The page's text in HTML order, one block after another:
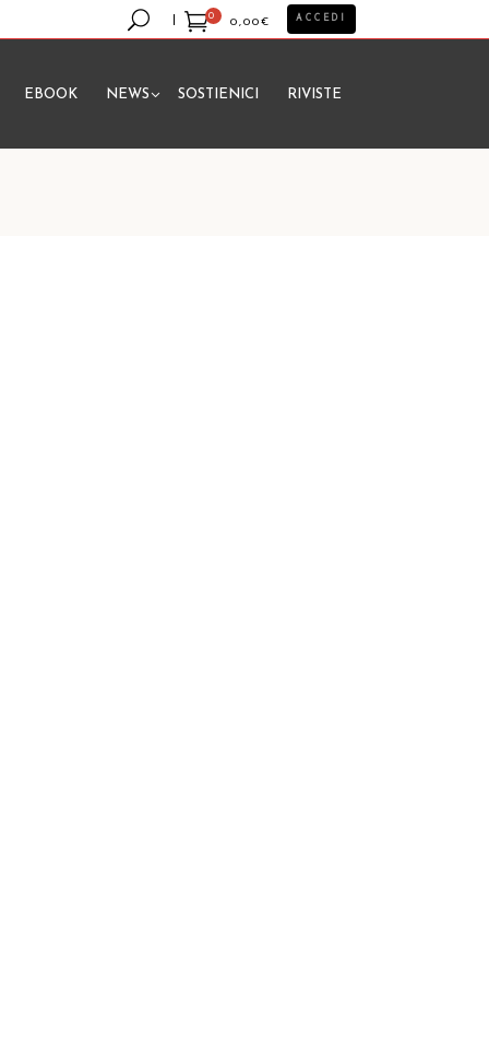
0
0,00€
prodotto nel carrello.
ACCEDI
EBOOK NEWS SOSTIENICI RIVISTE